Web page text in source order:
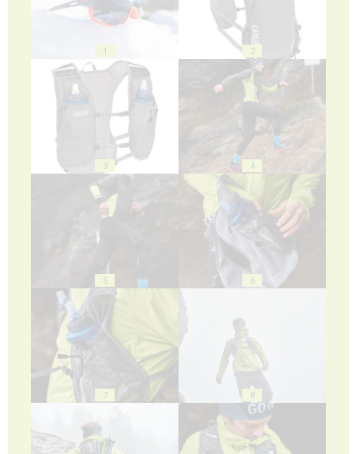
1 2
3 4
5 6
7 8